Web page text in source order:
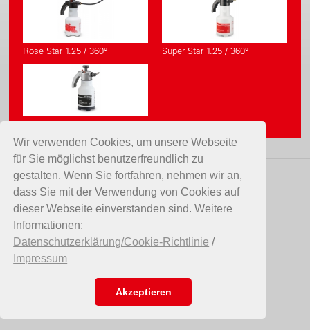
Wir verwenden Cookies, um unsere Webseite
für Sie möglichst benutzerfreundlich zu
gestalten. Wenn Sie fortfahren, nehmen wir an,
dass Sie mit der Verwendung von Cookies auf
dieser Webseite einverstanden sind. Weitere
Informationen:
Datenschutzerklärung/Cookie-Richtlinie /
Impressum
Akzeptieren
Rose Star 1.25 / 360° Super Star 1.25 / 360°
Super Spray-Matic 1.0 N
KONTAKT
Birchmeier Sprühtechnik AG
Im Stetterfeld 1
5608 Stetten
Schweiz
info@birchmeier.com